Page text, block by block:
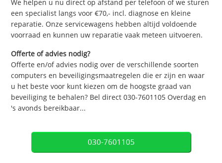
We helpen u nu direct op afstand per telefoon of we sturen
een specialist langs voor €70,- incl. diagnose en kleine
reparatie. Onze servicewagens hebben altijd voldoende
voorraad en kunnen uw reparatie vaak meteen uitvoeren.
Offerte of advies nodig?
Offerte en/of advies nodig over de verschillende soorten
computers en beveiligingsmaatregelen die er zijn en waar
u het beste voor kunt kiezen om de hoogste graad van
beveiliging te behalen? Bel direct 030-7601105 Overdag en
's avonds bereikbaar...
030-7601105